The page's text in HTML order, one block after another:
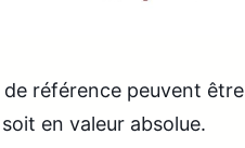
référence peuvent être
en valeur absolue.